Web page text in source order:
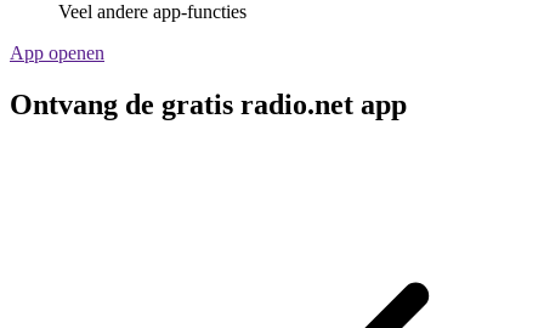
Veel andere app-functies
App openen
Ontvang de gratis radio.net app